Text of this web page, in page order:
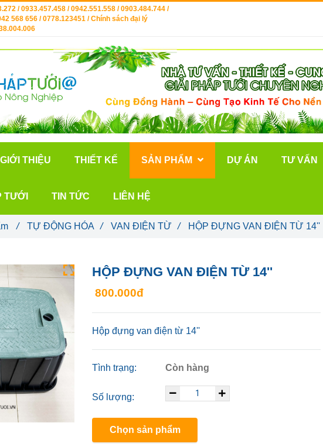
HỘP ĐỰNG VAN ĐIỆN TỪ 14''
800.000đ
Hộp đựng van điện từ 14''
Tình trạng: Còn hàng
Số lượng:
Chọn sản phẩm
/ TỰ ĐỘNG HÓA / VAN ĐIỆN TỪ / HỘP ĐỰNG VAN ĐIỆN TỪ 14''
/ 0933.457.458 / 0942.551.558 / 0903.484.744 /
568 656 / 0778.123451 / Chính sách đại lý
GIỚI THIỆU THIẾT KẾ SẢN PHẨM DỰ ÁN TƯ VẤN
TƯỚI TIN TỨC LIÊN HỆ